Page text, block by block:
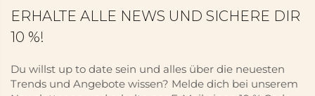
ERHALTE ALLE NEWS UND SICHERE DIR
10 %!
Du willst up to date sein und alles über die neuesten
Trends und Angebote wissen? Melde dich bei unserem